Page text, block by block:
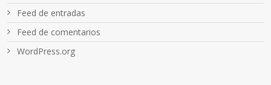
Feed de entradas
Feed de comentarios
WordPress.org